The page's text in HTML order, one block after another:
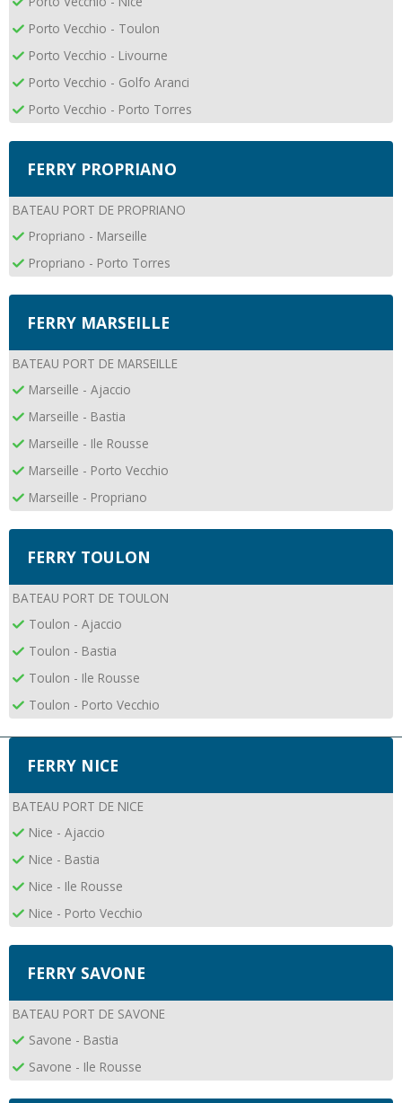
Porto Vecchio - Toulon
Porto Vecchio - Livourne
Porto Vecchio - Golfo Aranci
Porto Vecchio - Porto Torres
FERRY PROPRIANO
BATEAU PORT DE PROPRIANO
Propriano - Marseille
Propriano - Porto Torres
FERRY MARSEILLE
BATEAU PORT DE MARSEILLE
Marseille - Ajaccio
Marseille - Bastia
Marseille - Ile Rousse
Marseille - Porto Vecchio
Marseille - Propriano
FERRY TOULON
BATEAU PORT DE TOULON
Toulon - Ajaccio
Toulon - Bastia
Toulon - Ile Rousse
Toulon - Porto Vecchio
FERRY NICE
BATEAU PORT DE NICE
Nice - Ajaccio
Nice - Bastia
Nice - Ile Rousse
Nice - Porto Vecchio
FERRY SAVONE
BATEAU PORT DE SAVONE
Savone - Bastia
Savone - Ile Rousse